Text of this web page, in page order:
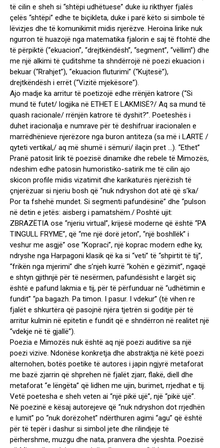
të cilin e sheh si “shtëpi udhëtuese” duke iu rikthyer fjalës
çelës “shtëpi” edhe te biçikleta, duke i parë këto si simbole të
lëvizjes dhe të komunikimit midis njerëzve. Heroina lirike nuk
ngurron të huazojë nga matematika fjalorin e saj të ftohtë dhe
të përpiktë (“ekuacion”, “drejtkëndësh”, “segment”, “vëllim”) dhe
me një alkimi të çuditshme ta shndërrojë në poezi ekuacion i
bekuar (“Rrahjet”), “ekuacion fluturimi” (“Kujtesë”),
drejtkëndësh i errët (“Vizitë mjekësore”).
Ajo madje ka arritur të poetizojë edhe rrënjën katrore (“Si
mund të futet/ logjika në ETHET E LAKMISË?/ Aq sa mund të
quash racionale/ rrënjën katrore të dyshit?”. Poeteshës i
duhet iracionalja e numrave për të deshifruar iracionalen e
marrëdhënieve njerëzore nga buron antiteza (sa më i LARTË /
qyteti vertikal,/ aq më shumë i sëmuri/ ilaçin pret …). “Ethet”
Pranë patosit lirik të poezisë dinamike dhe rebele të Mimozës,
ndeshim edhe patosin humoristiko-satirik me të cilin ajo
skicon profile midis vizatimit dhe karikaturës njerëzish të
çnjerëzuar si njeriu bosh që “nuk ndryshon dot atë që s’ka/
Por ta fshehë mundet. Si segmenti pafundësinë” dhe “pulson
në detin e jetës: aisberg i pamatshëm./ Poshtë ujit:
ZBRAZËTIA ose “njeriu virtual”, krijesë moderne që është “PA
TINGULL FRYME”, që “me një dorë jeton”, “një boshllëk” i
veshur me asgjë” ose “Kopraci”, një koprac modern edhe ky,
ndryshe nga Harpagoni klasik që ka si “veti” të “shpirtit të tij”,
“frikën nga mjerimi” dhe s’njeh kurrë “kohën e gëzimit”, ngaqë
e shtyn gjithnjë për të nesërmen, pafundësisht e largët siç
është e pafund lakmia e tij, për të përfunduar në “udhëtimin e
fundit” “pa bagazh. Pa timon. I pasur. I vdekur” (të vihen re
fjalët e shkurtëra që pasojnë njëra tjetrën si goditje për të
arritur kulmin në epitetin e fundit që e shndërron në realitet një
“vdekje në të gjallë”).
Poezia e Mimozës nuk është aq një poezi auditive sa një
poezi vizive. Ndonëse konkretja dhe abstraktja në këtë poezi
alternohen, botës poetike të autores i japin ngjyrë metaforat
me bazë zjarrin që shprehen në fjalët zjarr, flakë, diell dhe
metaforat “e lëngëta” që lidhen me ujin, burimet, rrjedhat e tij.
Vetë poetesha e sheh veten ai “një pikë ujë”, një “pikë ujë”.
Në poezinë e kësaj autorejeve që “nuk ndryshon dot rrjedhën
e lumit” po “nuk dorëzohet” ndërthuren agimi “agu” që është
për të tepër i dashur si simbol jete dhe rilindjeje të
përhershme, muzgu dhe nata, pranvera dhe vjeshta. Poezisë